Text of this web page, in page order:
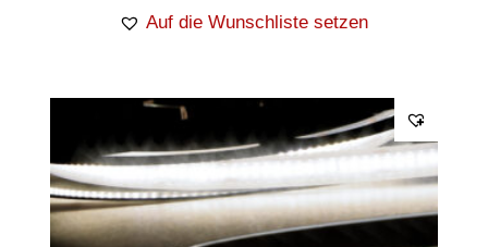
Auf die Wunschliste setzen